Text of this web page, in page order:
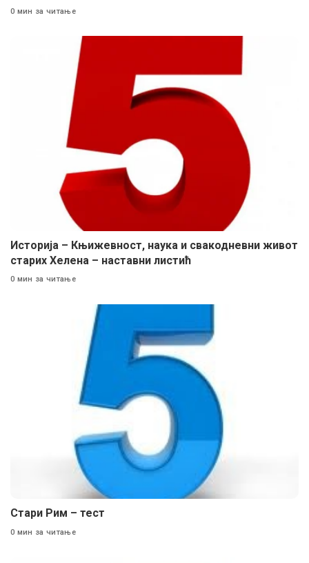
0 мин за читање
Историја – Књижевност, наука и свакодневни живот
старих Хелена – наставни листић
0 мин за читање
Стари Рим – тест
0 мин за читање